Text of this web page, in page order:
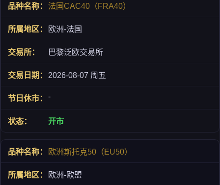
法国CAC40（FRA40）
欧洲-法国
巴黎泛欧交易所
2026-08-07 周五
-
开市
欧洲斯托克50（EU50）
欧洲-欧盟